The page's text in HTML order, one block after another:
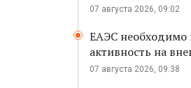
07 августа 2026, 09:02
ЕАЭС необходимо
активность на
07 августа 2026, 09:38